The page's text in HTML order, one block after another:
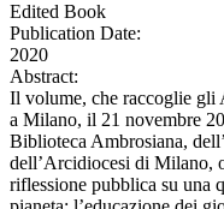
Edited Book
Publication Date:
2020
Abstract:
Il volume, che raccoglie gli
a Milano, il 21 novembre
Biblioteca Ambrosiana,
dell’Arcidiocesi di Milano,
riflessione pubblica su una